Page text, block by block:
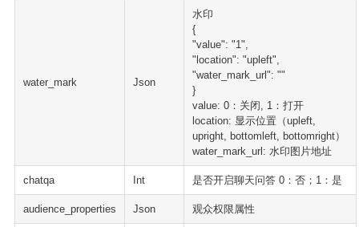
water_mark Json
水印
{
"value": "1",
"location": "upleft",
"water_mark_url": ""
}
value: 0：关闭, 1：打开
location: 显示位置（upleft,
upright, bottomleft, bottomright）
water_mark_url: 水印图片地址
chatqa Int 是否开启聊天问答 0：否；1：是
audience_properties Json 观众权限属性